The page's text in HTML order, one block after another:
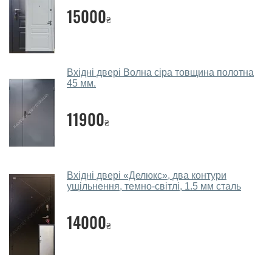
параметрів, бюджету та інших факторів. Підбір
вхідних дверей проводиться індивідуально для
кожного відвідувача.
Так, робимо. Наші фахівці можуть зробити замір та
консультацію на виїзді. Кожен співробітник має із
собою каталоги кольорів та візерунків. Після виміру та
консультації Ви можете оформити заявку, не
відвідуючи наш офіс.
Виклик замірника-консультанта коштує 450 грн.
Ви робите установку вхідних дверей?
Так робимо. Монтаж вхідних дверей проводиться
згідно з чергою, у всі дні крім неділі.
15000₴
Вхідні двері Волна сіра товщина полотна
45 мм.
11900₴
Вхідні двері «Делюкс», два контури
ущільнення, темно-світлі, 1.5 мм сталь
14000₴